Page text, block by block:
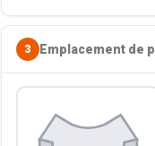
3 Emplacement de